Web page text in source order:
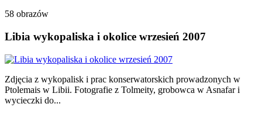
58 obrazów
Libia wykopaliska i okolice wrzesień 2007
Zdjęcia z wykopalisk i prac konserwatorskich prowadzonych w
Ptolemais w Libii. Fotografie z Tolmeity, grobowca w Asnafar i
wycieczki do...